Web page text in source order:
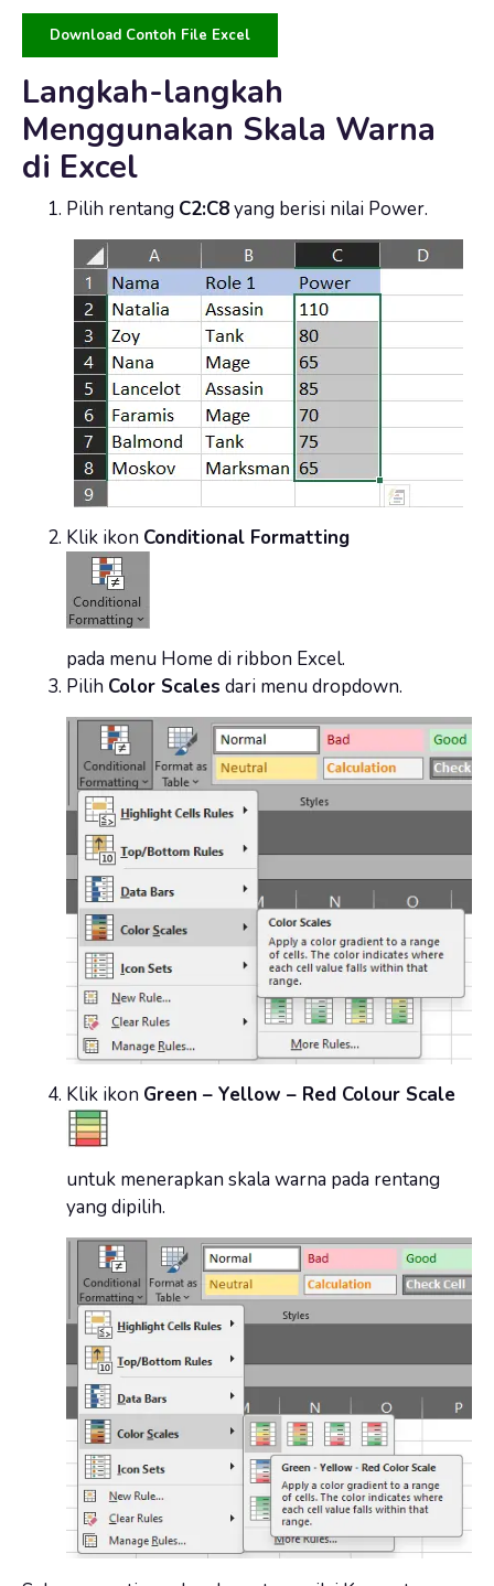
Download Contoh File Excel
Langkah-langkah
Menggunakan Skala Warna
di Excel
Pilih rentang C2:C8yang berisi nilai Power.
Klik ikon Conditional Formatting
pada menu Home di ribbon Excel.
Pilih Color Scales dari menu dropdown.
Klik ikon Green – Yellow – Red Colour Scale
untuk menerapkan skala warna pada rentang
yang dipilih.